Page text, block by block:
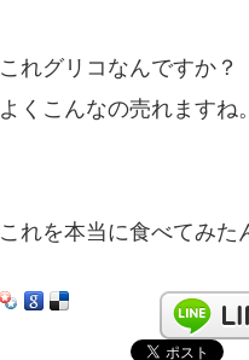
これグリコなんですか？
よくこんなの売れますね。
これを本当に食べてみた